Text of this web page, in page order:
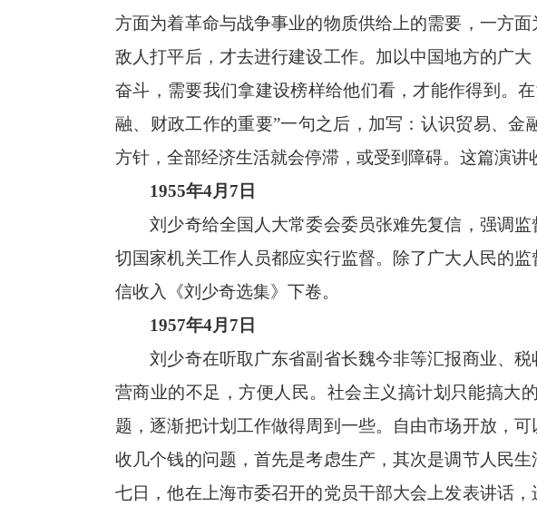
方面为着革命与战争事业的物质供给上的需要，一方
敌人打平后，才去进行建设工作。加以中国地方的广
奋斗，需要我们拿建设榜样给他们看，才能作得到。
融、财政工作的重要”一句之后，加写：认识贸易、
方针，全部经济生活就会停滞，或受到障碍。这篇演讲
1955年4月7日
刘少奇给全国人大常委会委员张难先复信，强调监
切国家机关工作人员都应实行监督。除了广大人民的
信收入《刘少奇选集》下卷。
1957年4月7日
刘少奇在听取广东省副省长魏今非等汇报商业、税
营商业的不足，方便人民。社会主义搞计划只能搞大
题，逐渐把计划工作做得周到一些。自由市场开放，
收几个钱的问题，首先是考虑生产，其次是调节人民
七日，他在上海市委召开的党员干部大会上发表讲话